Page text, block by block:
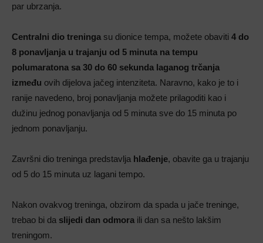
par ubrzanja.
Centralni dio treninga su dionice tempa, možete obaviti 4 do
8 ponavljanja u trajanju od 5 minuta na tempu
polumaratona sa 30 do 60 sekunda laganog trčanja
između ovih dijelova jačeg intenziteta. Naravno, kako je to i
ranije navedeno, broj ponavljanja možete prilagoditi kao i
dužinu jednog ponavljanja od 5 minuta sve do 15 minuta po
jednom ponavljanju.
Završni dio treninga predstavlja hlađenje, obavite ga u trajanju
od 5 do 15 minuta uz lagani tempo.
Nakon ovakvog treninga, obzirom da spada u jače treninge,
trebao bi da slijedi dan odmora ili dan sa nešto lakšim
treningom.